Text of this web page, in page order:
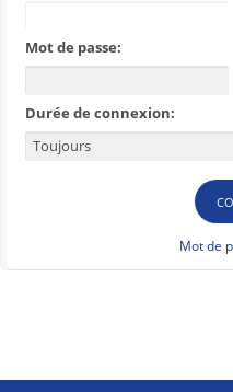
Mot de passe:
Durée de connexion:
Mot de